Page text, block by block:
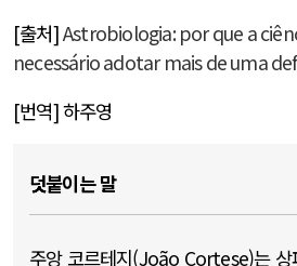
[출처]Astrobiologia: por que a
necessário adotar mais de uma
[번역] 하주영
덧붙이는 말
주앙 코르테지(João Cortese)는 상